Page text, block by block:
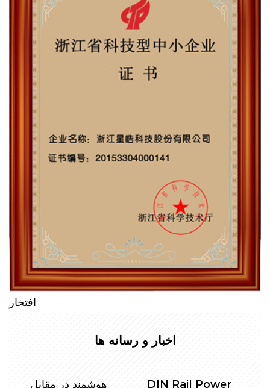
افتخار
اخبار و رسانه ها
کنترل مصرف برق: کنتورهای ریلی تک